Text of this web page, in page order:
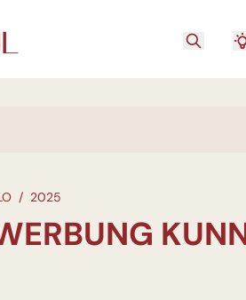
/ 2025